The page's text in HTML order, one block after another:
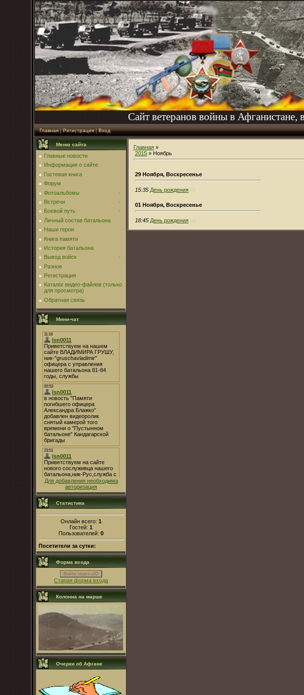
Сайт ветеранов войны в Афганистане,
Главная|Регистрация|Вход
Меню сайта
Главные новости
Информация о сайте
Гостевая книга
Форум
Фотоальбомы
Встречи
Боевой путь
Личный состав батальона
Наши герои
Книга памяти
История батальона
Вывод войск
Разное
Регистрация
Каталог видео-файлов (только
для просмотра)
Обратная связь
Мини-чат
Для добавления необходима
авторизация
Статистика
Онлайн всего: 1
Гостей: 1
Пользователей: 0
Посетители за сутки:
Форма входа
Войти через uID
Старая форма входа
Колонна на марше
Очерки об Афгане
Главная »
2015 » Ноябрь
29 Ноября, Воскресенье
15:35 День рождения
01 Ноября, Воскресенье
18:45 День рождения